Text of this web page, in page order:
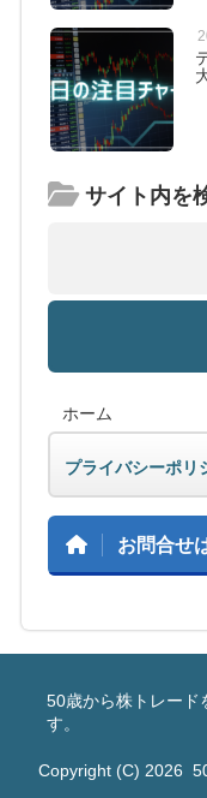
サイト内を
ホーム
プライバシーポリ
お問合せ
50歳から株トレード
す。
Copyright (C) 2026